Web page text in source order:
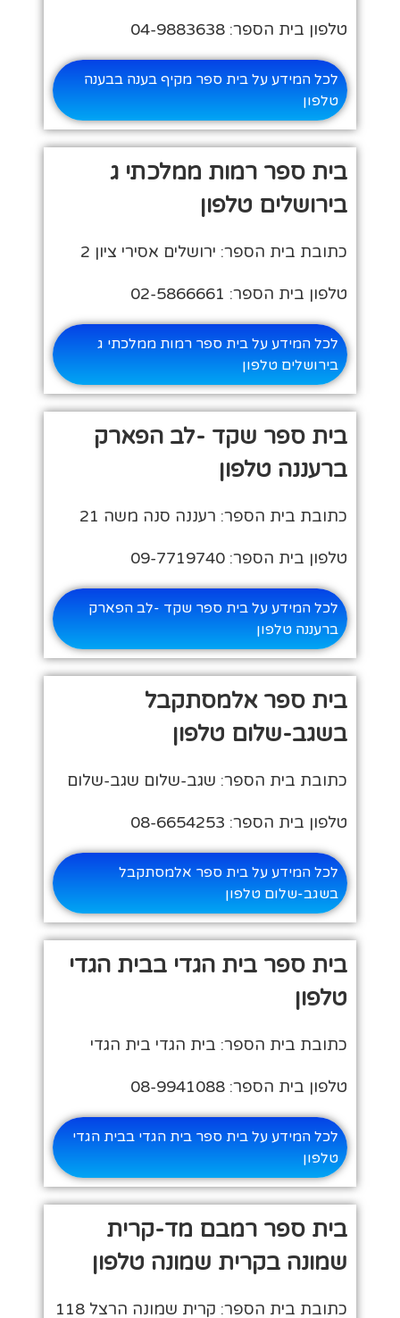
טלפון בית הספר: 04-9883638
לכל המידע על בית ספר מקיף בענה בבענה
טלפון
בית ספר רמות ממלכתי ג
בירושלים טלפון
כתובת בית הספר: ירושלים אסירי ציון 2
טלפון בית הספר: 02-5866661
לכל המידע על בית ספר רמות ממלכתי ג
בירושלים טלפון
בית ספר שקד -לב הפארק
ברעננה טלפון
כתובת בית הספר: רעננה סנה משה 21
טלפון בית הספר: 09-7719740
לכל המידע על בית ספר שקד -לב הפארק
ברעננה טלפון
בית ספר אלמסתקבל
בשגב-שלום טלפון
כתובת בית הספר: שגב-שלום שגב-שלום
טלפון בית הספר: 08-6654253
לכל המידע על בית ספר אלמסתקבל
בשגב-שלום טלפון
בית ספר בית הגדי בבית הגדי
טלפון
כתובת בית הספר: בית הגדי בית הגדי
טלפון בית הספר: 08-9941088
לכל המידע על בית ספר בית הגדי בבית הגדי
טלפון
בית ספר רמבם מד-קרית
שמונה בקרית שמונה טלפון
כתובת בית הספר: קרית שמונה הרצל 118